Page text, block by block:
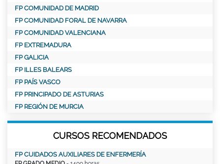
FP COMUNIDAD DE MADRID
FP COMUNIDAD FORAL DE NAVARRA
FP COMUNIDAD VALENCIANA
FP EXTREMADURA
FP GALICIA
FP ILLES BALEARS
FP PAÍS VASCO
FP PRINCIPADO DE ASTURIAS
FP REGIÓN DE MURCIA
CURSOS RECOMENDADOS
FP CUIDADOS AUXILIARES DE ENFERMERÍA